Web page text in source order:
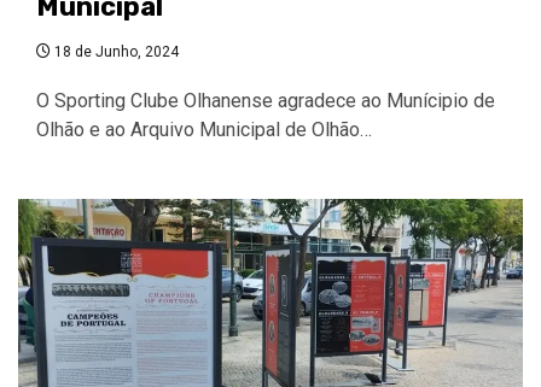
Municipal
18 de Junho, 2024
O Sporting Clube Olhanense agradece ao Munícipio de
Olhão e ao Arquivo Municipal de Olhão…